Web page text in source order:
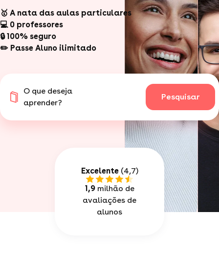
🥇 A nata das aulas particulares
💻 0 professores
🔒 100% seguro
✏️ Passe Aluno ilimitado
O que deseja
aprender?
Pesquisar
Excelente(4,7)
1,9milhão de
avaliações de
alunos